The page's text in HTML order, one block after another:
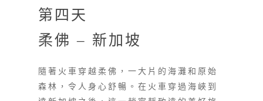
第四天
柔佛 – 新加坡
隨著火車穿越柔佛，一大片的海灘和原始
森林，令人身心舒暢。在火車穿過海峽到